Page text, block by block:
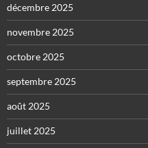
décembre 2025
novembre 2025
octobre 2025
septembre 2025
août 2025
juillet 2025